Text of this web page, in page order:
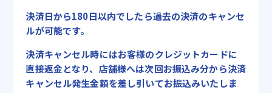
決済日から180日以内でしたら過去の決済のキャンセ
ルが可能です。
決済キャンセル時にはお客様のクレジットカードに
直接返金となり、店舗様へは次回お振込み分から決済
キャンセル発生金額を差し引いてお振込みいたしま